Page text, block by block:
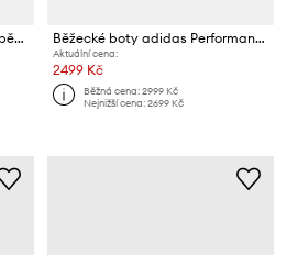
adidas Performance boty na běhání pánské Adizero EVO SL Běžecké boty adidas Performance Pureboost 5
Aktuální cena:
2499 Kč
Běžná cena:2999 Kč
Nejnižší cena:2699 Kč